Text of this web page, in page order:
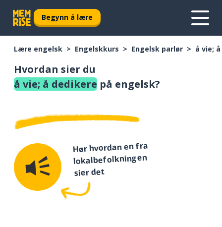
Begynn å lære
Lære engelsk Engelskkurs Engelsk parlør å vie;
Hvordan sier du
å vie; å dedikere på engelsk?
Hør hvordan en fra
lokalbefolkningen
sier det